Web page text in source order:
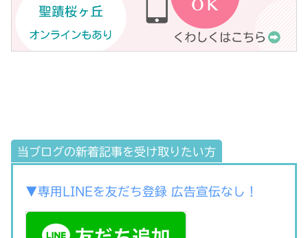
当ブログの新着記事を受け取りたい方
▼専用LINEを友だち登録 広告宣伝なし！